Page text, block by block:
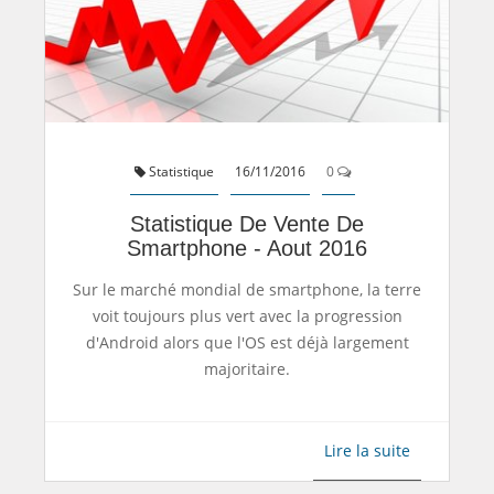
Statistique 16/11/2016 0
Statistique De Vente De
Smartphone - Aout 2016
Sur le marché mondial de smartphone, la terre
voit toujours plus vert avec la progression
d'Android alors que l'OS est déjà largement
majoritaire.
Lire la suite